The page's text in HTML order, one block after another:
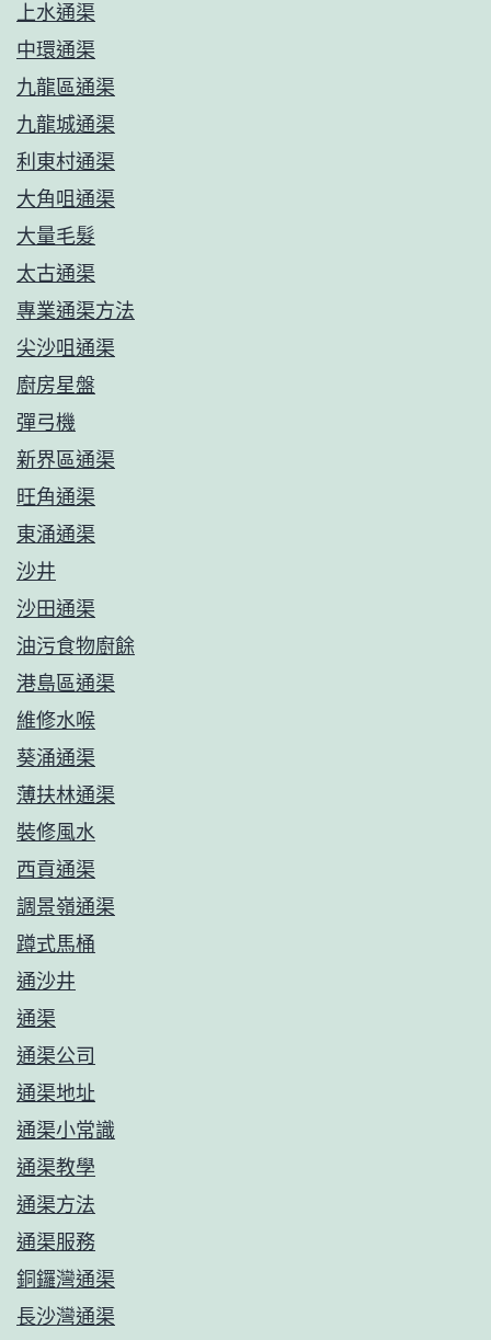
上水通渠
中環通渠
九龍區通渠
九龍城通渠
利東村通渠
大角咀通渠
大量毛髮
太古通渠
專業通渠方法
尖沙咀通渠
廚房星盤
彈弓機
新界區通渠
旺角通渠
東涌通渠
沙井
沙田通渠
油污食物廚餘
港島區通渠
維修水喉
葵涌通渠
薄扶林通渠
裝修風水
西貢通渠
調景嶺通渠
蹲式馬桶
通沙井
通渠
通渠公司
通渠地址
通渠小常識
通渠教學
通渠方法
通渠服務
銅鑼灣通渠
長沙灣通渠